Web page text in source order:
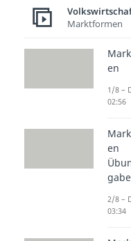
Marktformen
en
1/8 –
02:56
en
gabe
2/8 –
03:34